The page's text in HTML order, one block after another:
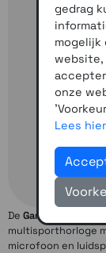
De Garmin Fenix 8
multisporthorloge
microfoon en
gedrag
mogelijk
website,
onze
Lees